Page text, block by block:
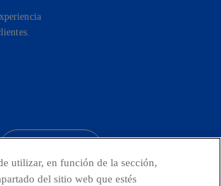
utilizar, en función de la sección,
del sitio web que estés